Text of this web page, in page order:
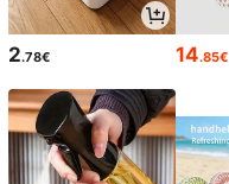
2.78€ 14.85€